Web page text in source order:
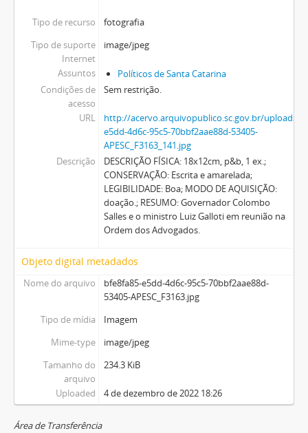
Tipo de recurso
fotografia
Tipo de suporte
Internet
image/jpeg
Assuntos
Políticos de Santa Catarina
Condições de
acesso
Sem restrição.
URL
http://acervo.arquivopublico.sc.gov.br/uploads/r/
e5dd-4d6c-95c5-70bbf2aae88d-53405-
APESC_F3163_141.jpg
Descrição
DESCRIÇÃO FÍSICA: 18x12cm, p&b, 1 ex.;
CONSERVAÇÃO: Escrita e amarelada;
LEGIBILIDADE: Boa; MODO DE AQUISIÇÃO:
doação.; RESUMO: Governador Colombo
Salles e o ministro Luiz Galloti em reunião na
Ordem dos Advogados.
Objeto digital metadados
Nome do arquivo
bfe8fa85-e5dd-4d6c-95c5-70bbf2aae88d-
53405-APESC_F3163.jpg
Tipo de mídia
Imagem
Mime-type
image/jpeg
Tamanho do
arquivo
234.3 KiB
Uploaded 4 de dezembro de 2022 18:26
Área de Transferência